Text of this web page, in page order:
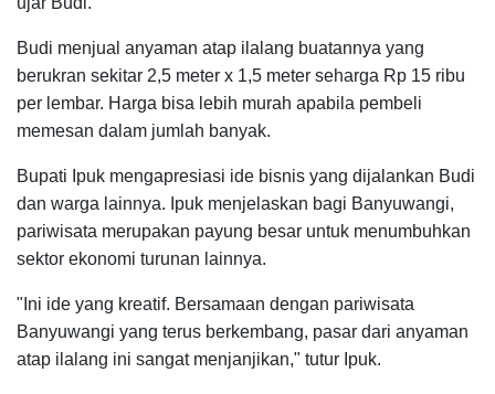
Budi menjual anyaman atap ilalang buatannya yang
berukran sekitar 2,5 meter x 1,5 meter seharga Rp 15 ribu
per lembar. Harga bisa lebih murah apabila pembeli
memesan dalam jumlah banyak.
Bupati Ipuk mengapresiasi ide bisnis yang dijalankan Budi
dan warga lainnya. Ipuk menjelaskan bagi Banyuwangi,
pariwisata merupakan payung besar untuk menumbuhkan
sektor ekonomi turunan lainnya.
"Ini ide yang kreatif. Bersamaan dengan pariwisata
Banyuwangi yang terus berkembang, pasar dari anyaman
atap ilalang ini sangat menjanjikan," tutur Ipuk.